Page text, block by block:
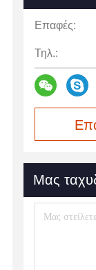
Επαφές:
Τηλ.:
Μας